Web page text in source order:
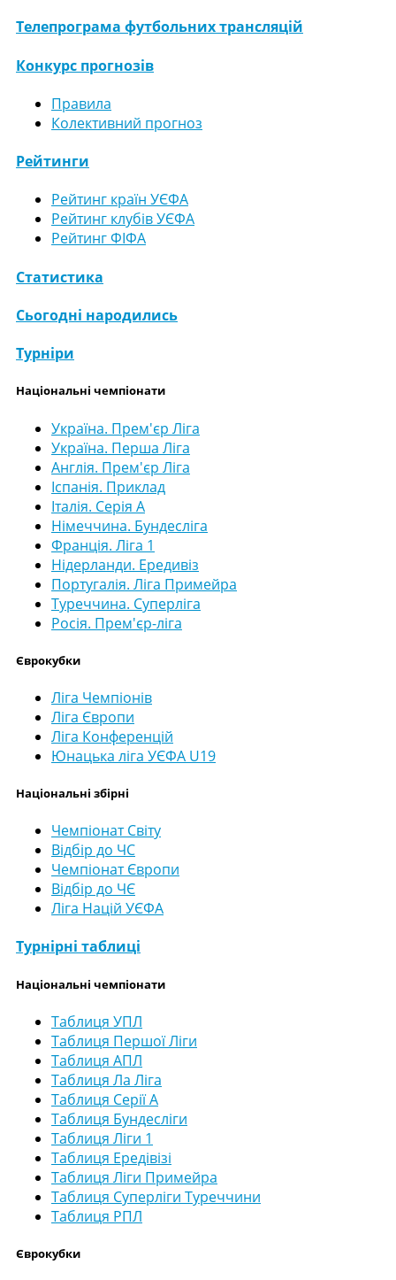
Телепрограма футбольних трансляцій
Конкурс прогнозів
Правила
Колективний прогноз
Рейтинги
Рейтинг країн УЄФА
Рейтинг клубів УЄФА
Рейтинг ФІФА
Статистика
Сьогодні народились
Турніри
Національні чемпіонати
Україна. Прем'єр Ліга
Україна. Перша Ліга
Англія. Прем'єр Ліга
Іспанія. Приклад
Італія. Серія А
Німеччина. Бундесліга
Франція. Ліга 1
Нідерланди. Ередивіз
Португалія. Ліга Примейра
Туреччина. Суперліга
Росія. Прем'єр-ліга
Єврокубки
Ліга Чемпіонів
Ліга Європи
Ліга Конференцій
Юнацька ліга УЄФА U19
Національні збірні
Чемпіонат Світу
Відбір до ЧС
Чемпіонат Європи
Відбір до ЧЄ
Ліга Націй УЄФА
Турнірні таблиці
Національні чемпіонати
Таблиця УПЛ
Таблиця Першої Ліги
Таблиця АПЛ
Таблиця Ла Ліга
Таблиця Серії А
Таблиця Бундесліги
Таблиця Ліги 1
Таблиця Ередівізі
Таблиця Ліги Примейра
Таблиця Суперліги Туреччини
Таблиця РПЛ
Єврокубки